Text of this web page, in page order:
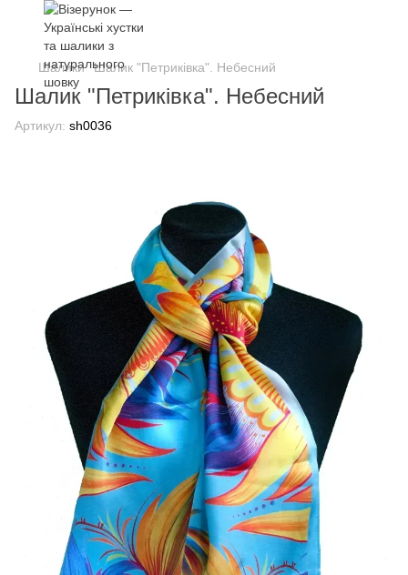
Шалики Шалик "Петриківка". Небесний
Шалик "Петриківка". Небесний
Артикул: sh0036